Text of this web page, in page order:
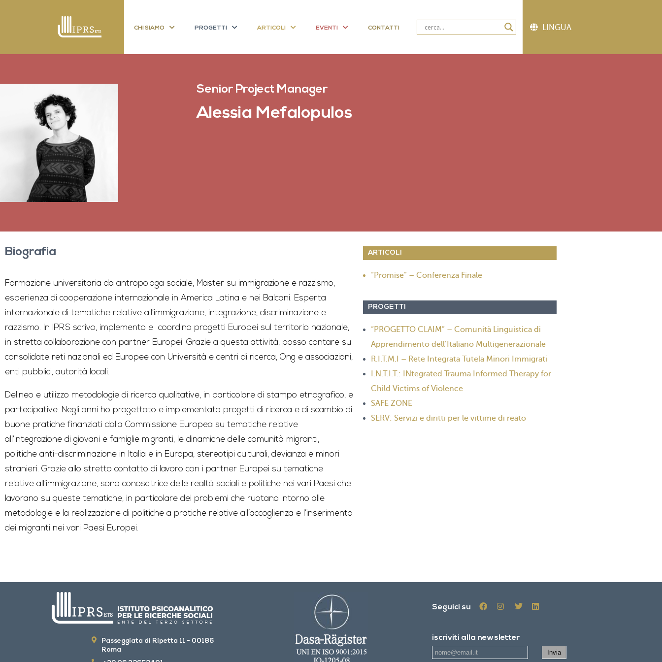
CHI SIAMO PROGETTI ARTICOLI EVENTI CONTATTI
Senior Project Manager
Alessia Mefalopulos
Biografia
Formazione universitaria da antropologa sociale, Master su immigrazione e razzismo,
esperienza di cooperazione internazionale in America Latina e nei Balcani. Esperta
internazionale di tematiche relative all’immigrazione, integrazione, discriminazione e
razzismo. In IPRS scrivo, implemento e coordino progetti Europei sul territorio nazionale,
in stretta collaborazione con partner Europei. Grazie a questa attività, posso contare su
consolidate reti nazionali ed Europee con Università e centri di ricerca, Ong e associazioni,
enti pubblici, autorità locali.
Delineo e utilizzo metodologie di ricerca qualitative, in particolare di stampo etnografico, e
partecipative. Negli anni ho progettato e implementato progetti di ricerca e di scambio di
buone pratiche finanziati dalla Commissione Europea su tematiche relative
all’integrazione di giovani e famiglie migranti, le dinamiche delle comunità migranti,
politiche anti-discriminazione in Italia e in Europa, stereotipi culturali, devianza e minori
stranieri. Grazie allo stretto contatto di lavoro con i partner Europei su tematiche
relative all’immigrazione, sono conoscitrice delle realtà sociali e politiche nei vari Paesi che
lavorano su queste tematiche, in particolare dei problemi che ruotano intorno alle
metodologie e la realizzazione di politiche a pratiche relative all’accoglienza e l’inserimento
dei migranti nei vari Paesi Europei.
ARTICOLI
“Promise” – Conferenza Finale
PROGETTI
“PROGETTO CLAIM” – Comunità Linguistica di
Apprendimento dell’Italiano Multigenerazionale
R.I.T.M.I – Rete Integrata Tutela Minori Immigrati
I.N.T.I.T.: INtegrated Trauma Informed Therapy for
Child Victims of Violence
SAFE ZONE
SERV: Servizi e diritti per le vittime di reato
Passeggiata di Ripetta 11 - 00186
Roma
Seguici su
iscriviti alla newsletter